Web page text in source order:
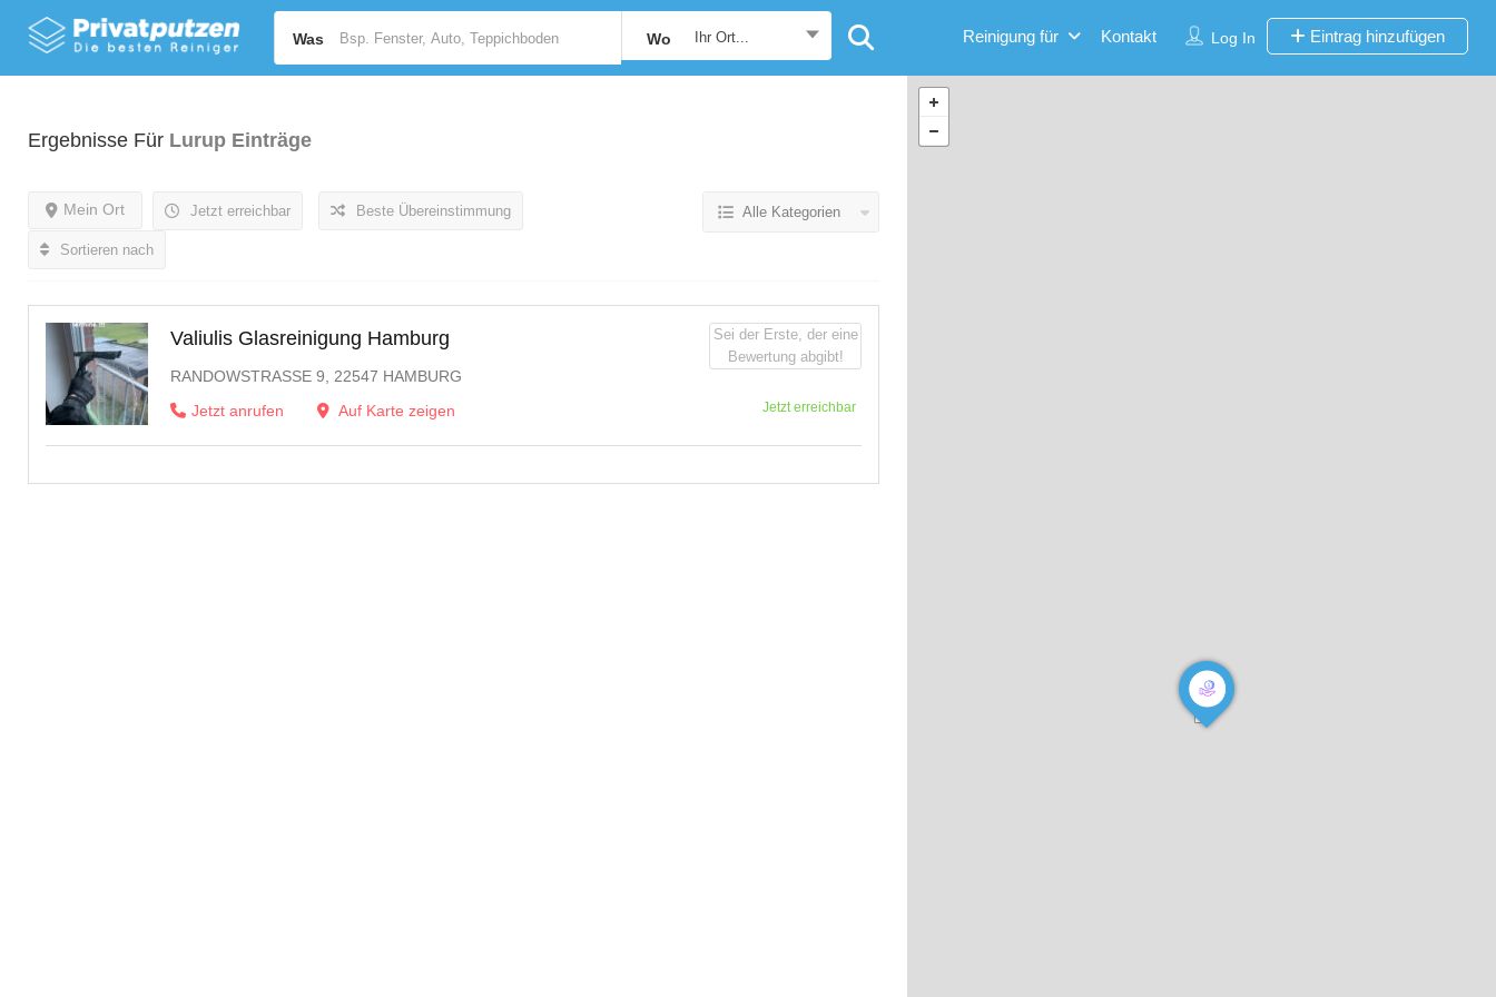
Was Wo Ihr Ort... Log In Eintrag hinzufügen
Reinigung für Kontakt
Ergebnisse Für Lurup Einträge
Jetzt erreichbar
Mein Ort Beste Übereinstimmung
Sortieren nach
Alle Kategorien
Valiulis Glasreinigung Hamburg
RANDOWSTRASSE 9, 22547 HAMBURG
Jetzt anrufen
Auf Karte zeigen Jetzt erreichbar
Sei der Erste, der eine
Bewertung abgibt!